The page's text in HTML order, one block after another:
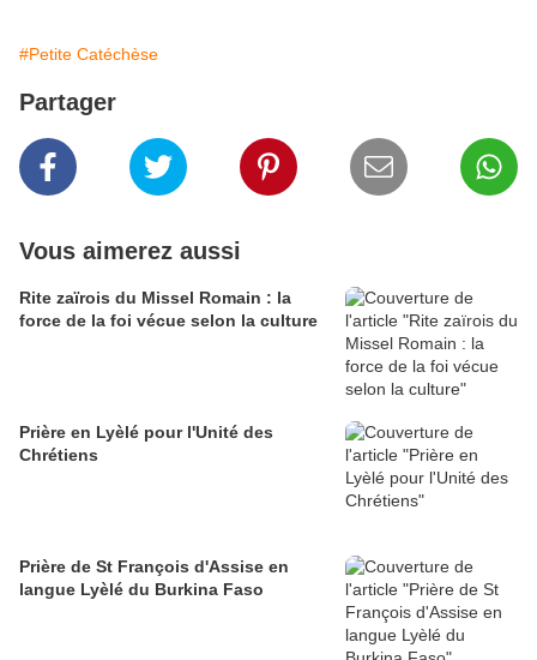
#Petite Catéchèse
Partager
Vous aimerez aussi
Rite zaïrois du Missel Romain : la
force de la foi vécue selon la culture
Prière en Lyèlé pour l'Unité des
Chrétiens
Prière de St François d'Assise en
langue Lyèlé du Burkina Faso